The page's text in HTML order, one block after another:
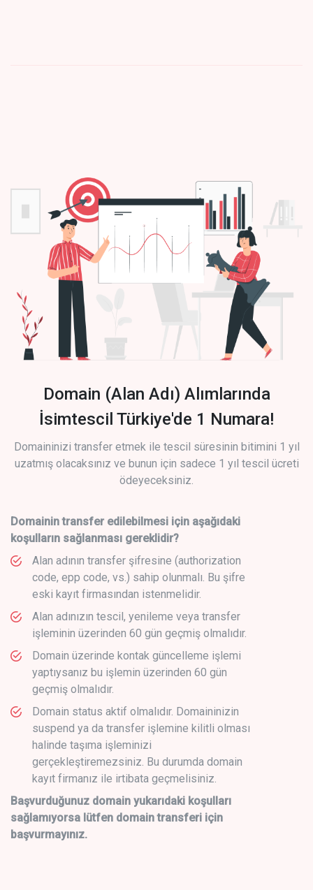
Domain (Alan Adı) Alımlarında
İsimtescil Türkiye'de 1 Numara!
Domaininizi transfer etmek ile tescil süresinin bitimini 1 yıl
uzatmış olacaksınız ve bunun için sadece 1 yıl tescil ücreti
ödeyeceksiniz.
Domainin transfer edilebilmesi için aşağıdaki
koşulların sağlanması gereklidir?
Alan adının transfer şifresine (authorization
code, epp code, vs.) sahip olunmalı. Bu şifre
eski kayıt firmasından istenmelidir.
Alan adınızın tescil, yenileme veya transfer
işleminin üzerinden 60 gün geçmiş olmalıdır.
Domain üzerinde kontak güncelleme işlemi
yaptıysanız bu işlemin üzerinden 60 gün
geçmiş olmalıdır.
Domain status aktif olmalıdır. Domaininizin
suspend ya da transfer işlemine kilitli olması
halinde taşıma işleminizi
gerçekleştiremezsiniz. Bu durumda domain
kayıt firmanız ile irtibata geçmelisiniz.
Başvurduğunuz domain yukarıdaki koşulları
sağlamıyorsa lütfen domain transferi için
başvurmayınız.